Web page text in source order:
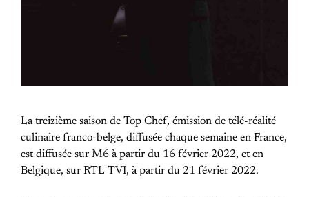
La treizième saison de Top Chef, émission de télé-réalité
culinaire franco-belge, diffusée chaque semaine en France,
est diffusée sur M6 à partir du 16 février 2022, et en
Belgique, sur RTL TVI, à partir du 21 février 2022.